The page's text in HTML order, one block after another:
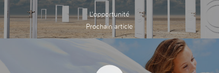
L’opportunité